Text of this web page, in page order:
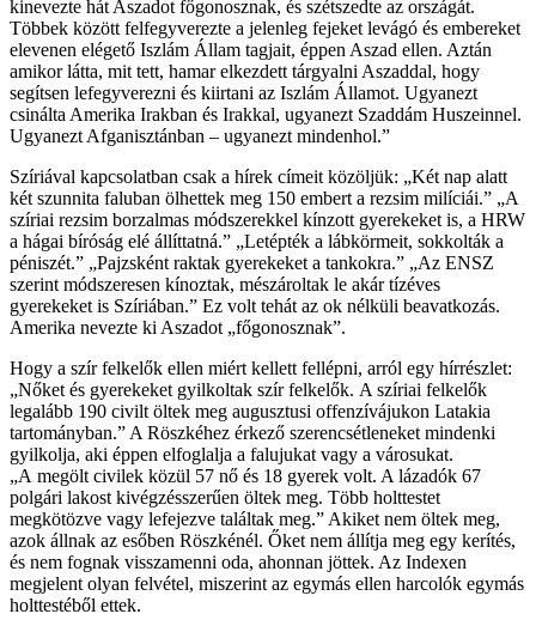
kinevezte hát Aszadot főgonosznak, és szétszedte az országát.
Többek között felfegyverezte a jelenleg fejeket levágó és embereket
elevenen elégető Iszlám Állam tagjait, éppen Aszad ellen. Aztán
amikor látta, mit tett, hamar elkezdett tárgyalni Aszaddal, hogy
segítsen lefegyverezni és kiirtani az Iszlám Államot. Ugyanezt
csinálta Amerika Irakban és Irakkal, ugyanezt Szaddám Huszeinnel.
Ugyanezt Afganisztánban – ugyanezt mindenhol.”
Szíriával kapcsolatban csak a hírek címeit közöljük: „Két nap alatt
két szunnita faluban ölhettek meg 150 embert a rezsim milíciái.” „A
szíriai rezsim borzalmas módszerekkel kínzott gyerekeket is, a HRW
a hágai bíróság elé állíttatná.” „Letépték a lábkörmeit, sokkolták a
péniszét.” „Pajzsként raktak gyerekeket a tankokra.” „Az ENSZ
szerint módszeresen kínoztak, mészároltak le akár tízéves
gyerekeket is Szíriában.” Ez volt tehát az ok nélküli beavatkozás.
Amerika nevezte ki Aszadot „főgonosznak”.
Hogy a szír felkelők ellen miért kellett fellépni, arról egy hírrészlet:
„Nőket és gyerekeket gyilkoltak szír felkelők. A szíriai felkelők
legalább 190 civilt öltek meg augusztusi offenzívájukon Latakia
tartományban.” A Röszkéhez érkező szerencsétleneket mindenki
gyilkolja, aki éppen elfoglalja a falujukat vagy a városukat.
„A megölt civilek közül 57 nő és 18 gyerek volt. A lázadók 67
polgári lakost kivégzésszerűen öltek meg. Több holttestet
megkötözve vagy lefejezve találtak meg.” Akiket nem öltek meg,
azok állnak az esőben Röszkénél. Őket nem állítja meg egy kerítés,
és nem fognak visszamenni oda, ahonnan jöttek. Az Indexen
megjelent olyan felvétel, miszerint az egymás ellen harcolók egymás
holttestéből ettek.